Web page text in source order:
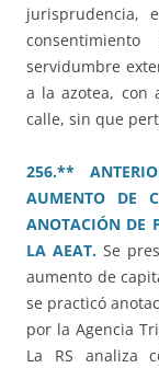
jurisprudencia,
servidumbre
a la azotea, con
calle, sin que
256.**
AUMENTO DE
ANOTACIÓN DE
LA AEAT. Se
aumento de
se practicó
por la Agencia
La RS analiza